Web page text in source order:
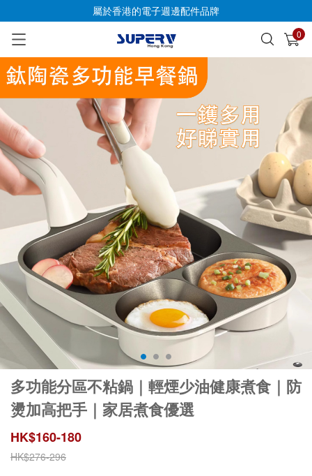
屬於香港的電子週邊配件品牌
0
已加入購物車 查看
多功能分區不粘鍋｜輕煙少油健康煮食｜防
燙加高把手｜家居煮食優選
HK$160-180
HK$276-296